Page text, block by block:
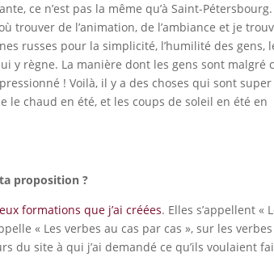
ce n’est pas la même qu’à Saint-
trouver de l’animation, de l’ambiance et je
russes pour la simplicité, l’humilité des gens,
y règne. La manière dont les gens sont malgré
! Voilà, il y a des choses qui sont super
le chaud en été, et les coups de soleil en été en
proposition ?
formations que j’ai créées. Elles s’appellent «
« Les verbes au cas par cas », sur les verbes
du site à qui j’ai demandé ce qu’ils voulaient